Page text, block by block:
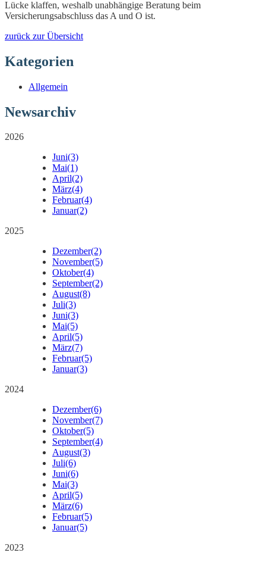
Lücke klaffen, weshalb unabhängige Beratung beim
Versicherungsabschluss das A und O ist.
zurück zur Übersicht
Kategorien
Allgemein
Newsarchiv
2026
Juni(3)
Mai(1)
April(2)
März(4)
Februar(4)
Januar(2)
2025
Dezember(2)
November(5)
Oktober(4)
September(2)
August(8)
Juli(3)
Juni(3)
Mai(5)
April(5)
März(7)
Februar(5)
Januar(3)
2024
Dezember(6)
November(7)
Oktober(5)
September(4)
August(3)
Juli(6)
Juni(6)
Mai(3)
April(5)
März(6)
Februar(5)
Januar(5)
2023